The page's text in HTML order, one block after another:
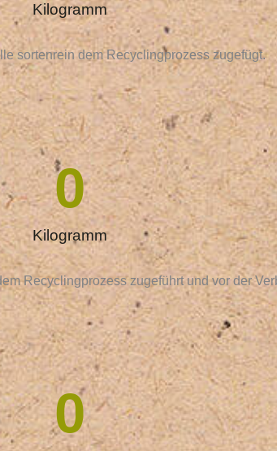
Kilogramm
sortenrein dem Recyclingprozess zugefügt.
Kilogramm
0
Recyclingprozess zugeführt und vor der
0